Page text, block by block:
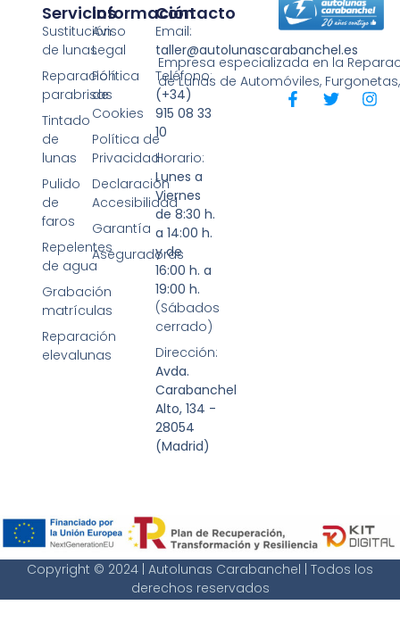
Empresa especializada en la
de Lunas de Automóviles,
Servicios
Sustitución
de lunas
Reparación
parabrisas
Tintado
de
lunas
Pulido
de
faros
Repelentes
de agua
Grabación
matrículas
Reparación
elevalunas
Información
Aviso
Legal
Política
de
Cookies
Política de
Privacidad
Declaración
Accesibilidad
Garantía
Aseguradoras
Contacto
Email:
taller@autolunascarabanchel.es
Teléfono:
(+34)
915 08 33
10
Horario:
Lunes a
Viernes
de 8:30 h.
a 14:00 h.
y de
16:00 h. a
19:00 h.
(Sábados
cerrado)
Dirección:
Avda.
Carabanchel
Alto, 134 -
28054
(Madrid)
Copyright © 2024 | Autolunas Carabanchel | Todos los
derechos reservados